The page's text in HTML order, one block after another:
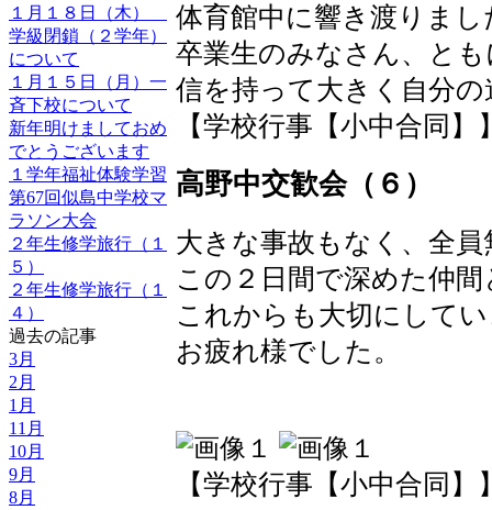
１月１８日（木）
学級閉鎖（２学年）
について
１月１５日（月）一
斉下校について
新年明けましておめ
でとうございます
１学年福祉体験学習
第67回似島中学校マ
ラソン大会
２年生修学旅行（１
５）
２年生修学旅行（１
４）
過去の記事
3月
2月
1月
11月
10月
9月
8月
体育館中に響き渡りまし
卒業生のみなさん、と
信を持って大きく自分
【学校行事【小中合同】
高野中交歓会（６）
大きな事故もなく、全
この２日間で深めた仲
これからも大切にして
お疲れ様でした。
【学校行事【小中合同】